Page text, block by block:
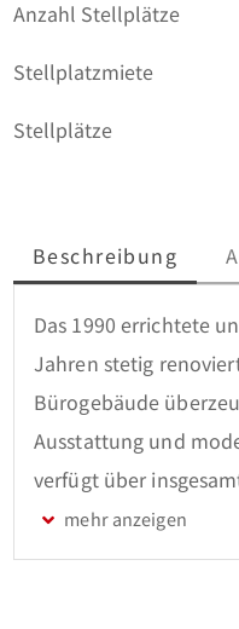
Anzahl Stellplätze
Stellplatzmiete
Stellplätze
Beschreibung
Das 1990 errichtete
Jahren stetig
Bürogebäude
Ausstattung und
verfügt über
Untergeschoss mit
sowie PKW-